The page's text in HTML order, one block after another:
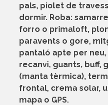
pals, piolet de
dormir. Roba:
forro o primaloft,
paravents o gore,
pantaló apte per
recanvi, guants, buff,
(manta tèrmica),
frontal, crema solar,
mapa o GPS.